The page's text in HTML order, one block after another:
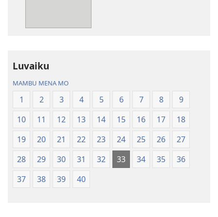
Luvaiku
MAMBU MENA MO
1 2 3 4 5 6 7 8
9
10
11 12 13 14 15 16 17
18
19
20 21 22 23 24 25 26
27
28
29 30 31 32 33 34 35
36
37
38 39 40